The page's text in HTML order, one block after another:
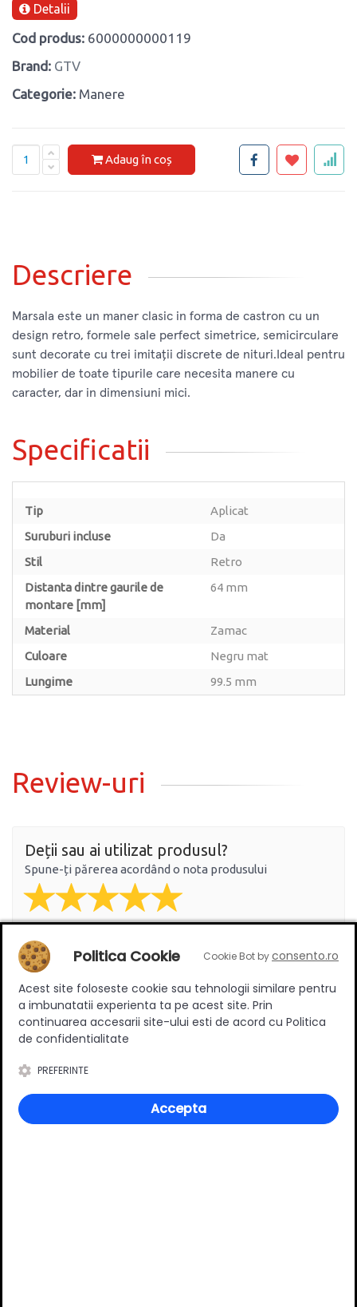
Detalii
Cod produs: 6000000000119
Brand: GTV
Categorie: Manere
Adaug în coș
Descriere
Marsala este un maner clasic in forma de castron cu un
design retro, formele sale perfect simetrice, semicirculare
sunt decorate cu trei imitații discrete de nituri.Ideal pentru
mobilier de toate tipurile care necesita manere cu
caracter, dar in dimensiuni mici.
Specificatii
Tip
Aplicat
Suruburi incluse
Da
Stil
Retro
Distanta dintre gaurile de
montare [mm]
64 mm
Material
Zamac
Culoare
Negru mat
Lungime
99.5 mm
Review-uri
Deții sau ai utilizat produsul?
Spune-ți părerea acordând o nota produsului
Adaugă un review
Ratingul general al produsului
Politica Cookie Cookie Bot byconsento.ro
Acest site foloseste cookie sau tehnologii similare pentru
a imbunatatii experienta ta pe acest site. Prin
continuarea accesarii site-ului esti de acord cu Politica
de confidentialitate
PREFERINTE
Accepta